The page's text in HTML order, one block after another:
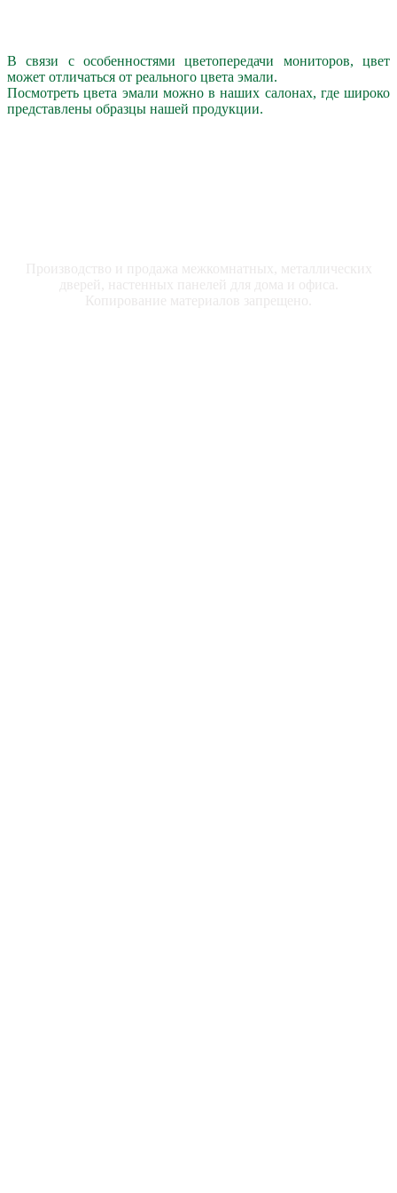
В связи с особенностями цветопередачи мониторов, цвет
может отличаться от реального цвета эмали.
Посмотреть цвета эмали можно в наших салонах, где широко
представлены образцы нашей продукции.
Производство и продажа межкомнатных, металлических
дверей, настенных панелей для дома и офиса.
Копирование материалов запрещено.